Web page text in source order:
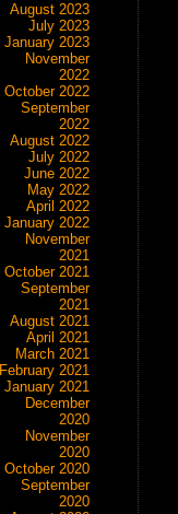
August 2023
July 2023
January 2023
November
2022
October 2022
September
2022
August 2022
July 2022
June 2022
May 2022
April 2022
January 2022
November
2021
October 2021
September
2021
August 2021
April 2021
March 2021
February 2021
January 2021
December
2020
November
2020
October 2020
September
2020